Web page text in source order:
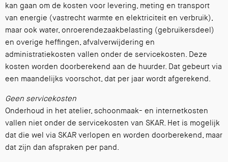
kan gaan om de kosten voor levering, meting en transport
van energie (vastrecht warmte en elektriciteit en verbruik),
maar ook water, onroerendezaakbelasting (gebruikersdeel)
en overige heffingen, afvalverwijdering en
administratiekosten vallen onder de servicekosten. Deze
kosten worden doorberekend aan de huurder. Dat gebeurt via
een maandelijks voorschot, dat per jaar wordt afgerekend.
Geen servicekosten
Onderhoud in het atelier, schoonmaak- en internetkosten
vallen niet onder de servicekosten van SKAR. Het is mogelijk
dat die wel via SKAR verlopen en worden doorberekend, maar
dat zijn dan afspraken per pand.